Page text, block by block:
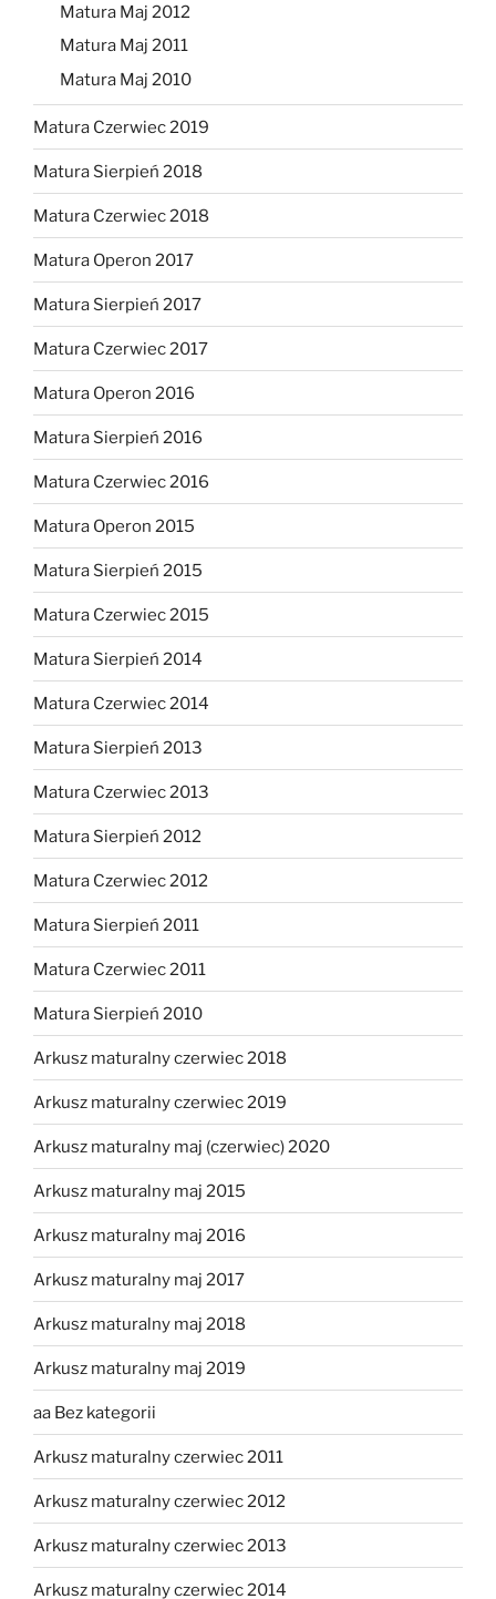
Matura Maj 2012
Matura Maj 2011
Matura Maj 2010
Matura Czerwiec 2019
Matura Sierpień 2018
Matura Czerwiec 2018
Matura Operon 2017
Matura Sierpień 2017
Matura Czerwiec 2017
Matura Operon 2016
Matura Sierpień 2016
Matura Czerwiec 2016
Matura Operon 2015
Matura Sierpień 2015
Matura Czerwiec 2015
Matura Sierpień 2014
Matura Czerwiec 2014
Matura Sierpień 2013
Matura Czerwiec 2013
Matura Sierpień 2012
Matura Czerwiec 2012
Matura Sierpień 2011
Matura Czerwiec 2011
Matura Sierpień 2010
Arkusz maturalny czerwiec 2018
Arkusz maturalny czerwiec 2019
Arkusz maturalny maj (czerwiec) 2020
Arkusz maturalny maj 2015
Arkusz maturalny maj 2016
Arkusz maturalny maj 2017
Arkusz maturalny maj 2018
Arkusz maturalny maj 2019
aa Bez kategorii
Arkusz maturalny czerwiec 2011
Arkusz maturalny czerwiec 2012
Arkusz maturalny czerwiec 2013
Arkusz maturalny czerwiec 2014